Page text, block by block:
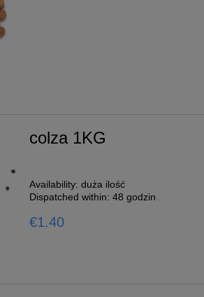
colza 1KG
Availability: duża ilość
Dispatched within: 48 godzin
€1.40